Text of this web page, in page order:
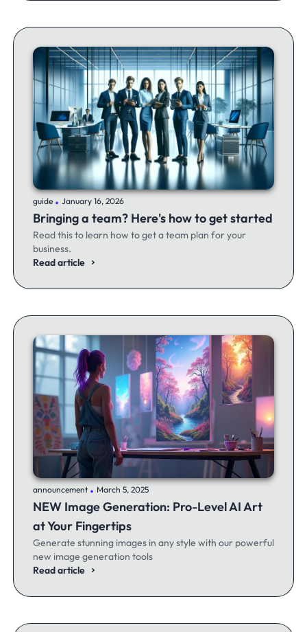
guide .January 16, 2026
Bringing a team? Here's how to get started
Read this to learn how to get a team plan for your
business.
Read article
announcement .March 5, 2025
NEW Image Generation: Pro-Level AI Art
at Your Fingertips
Generate stunning images in any style with our powerful
new image generation tools
Read article